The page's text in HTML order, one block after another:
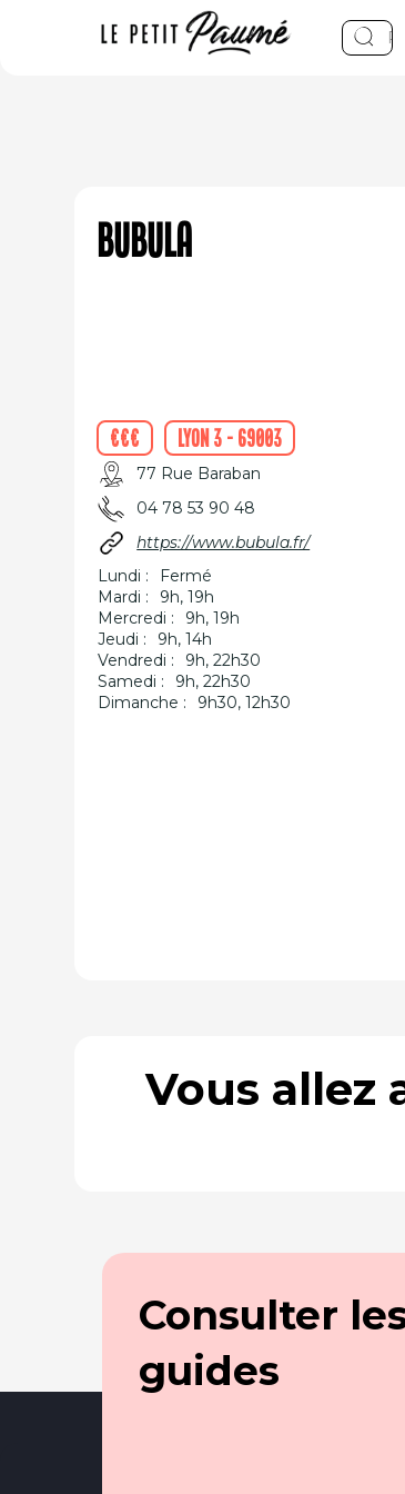
BUBULA
€€€ Lyon 3 - 69003
77 Rue Baraban
04 78 53 90 48
https://www.bubula.fr/
Lundi :
Fermé
Mardi :
9h, 19h
Mercredi :
9h, 19h
Jeudi :
9h, 14h
Vendredi :
9h, 22h30
Samedi :
9h, 22h30
Dimanche :
9h30, 12h30
Vous allez
Consulter
guides